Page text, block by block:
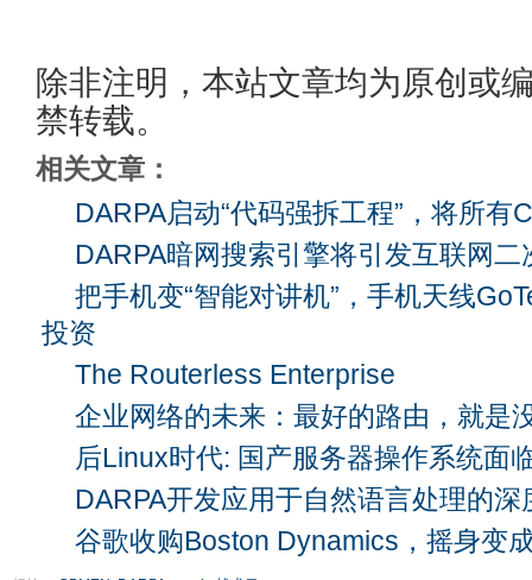
除非注明，本站文章均为原创或
禁转载。
相关文章：
DARPA启动“代码强拆工程”，将所有
DARPA暗网搜索引擎将引发互联网二
把手机变“智能对讲机”，手机天线
投资
The Routerless Enterprise
企业网络的未来：最好的路由，就是
后Linux时代: 国产服务器操作系统面
DARPA开发应用于自然语言处理的深
谷歌收购Boston Dynamics，摇身变